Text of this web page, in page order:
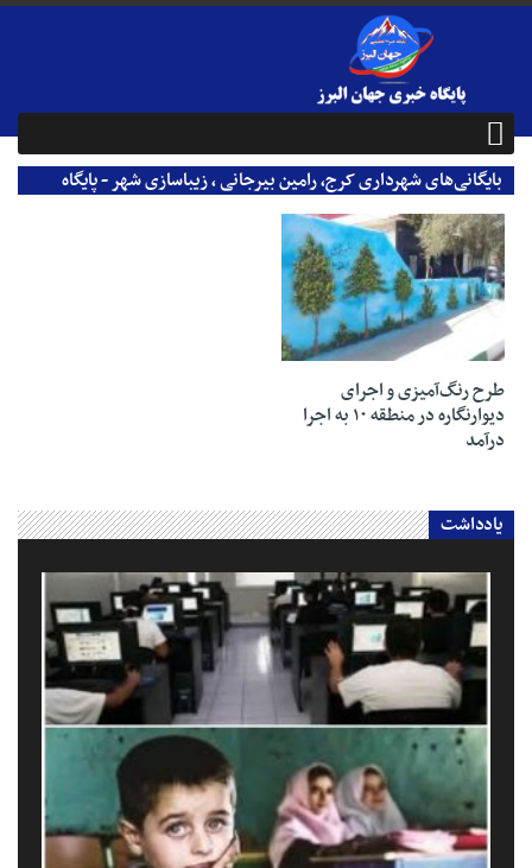
بایگانی‌های شهرداری کرج، رامین بیرجانی ، زیباسازی شهر - پایگاه
خبری جهان البرز
27 مرداد 1403
طرح رنگ‌آمیزی و اجرای
دیوارنگاره در منطقه ۱۰ به اجرا
درآمد
یادداشت